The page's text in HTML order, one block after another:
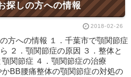
探しの方への情報
2018-02-26
方への情報 １．千葉市で顎関節症
２．顎関節症の原因 ３．整体と
顎関節症 ４．顎関節症の治療
BB腰痛整体の顎関節症の対処の